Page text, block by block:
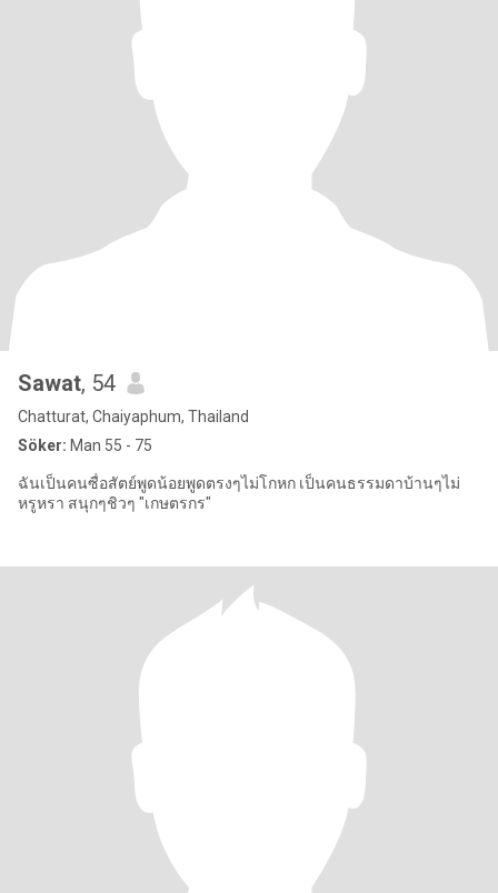
Sawat, 54
Chatturat, Chaiyaphum, Thailand
Söker: Man 55 - 75
ฉันเป็นคนซื่อสัตย์พูดน้อยพูดตรงๆไม่โกหก เป็นคนธรรมดาบ้านๆไม่
หรูหรา สนุกๆชิวๆ "เกษตรกร"